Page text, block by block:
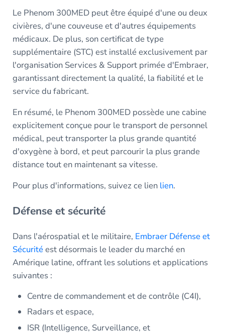
Le Phenom 300MED peut être équipé d'une ou deux
civières, d'une couveuse et d'autres équipements
médicaux. De plus, son certificat de type
supplémentaire (STC) est installé exclusivement par
l'organisation Services & Support primée d'Embraer,
garantissant directement la qualité, la fiabilité et le
service du fabricant.
En résumé, le Phenom 300MED possède une cabine
explicitement conçue pour le transport de personnel
médical, peut transporter la plus grande quantité
d'oxygène à bord, et peut parcourir la plus grande
distance tout en maintenant sa vitesse.
Pour plus d'informations, suivez ce lien lien.
Défense et sécurité
Dans l'aérospatial et le militaire, Embraer Défense et
Sécuritéest désormais le leader du marché en
Amérique latine, offrant les solutions et applications
suivantes :
Centre de commandement et de contrôle (C4I),
Radars et espace,
ISR (Intelligence, Surveillance, et